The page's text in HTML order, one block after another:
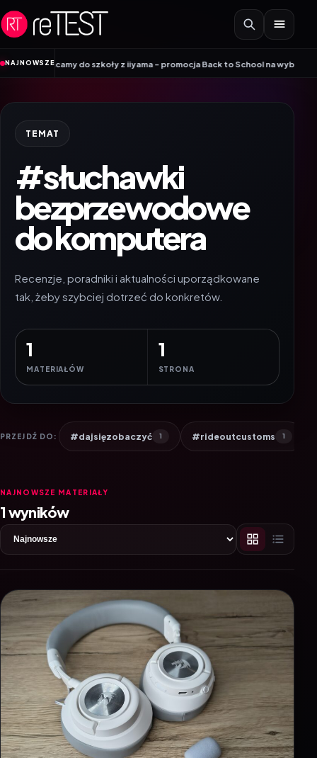
Przejdź do treści
NAJNOWSZE
•Wracamy do szkoły z iiyama – promocja Back to School na wybrane
TEMAT
#słuchawki
bezprzewodowe
do komputera
Recenzje, poradniki i aktualności uporządkowane
tak, żeby szybciej dotrzeć do konkretów.
1
MATERIAŁÓW
1
STRONA
PRZEJDŹ DO: #dajsięzobaczyć 1 #rideoutcustoms 1
NAJNOWSZE MATERIAŁY
1 wyników